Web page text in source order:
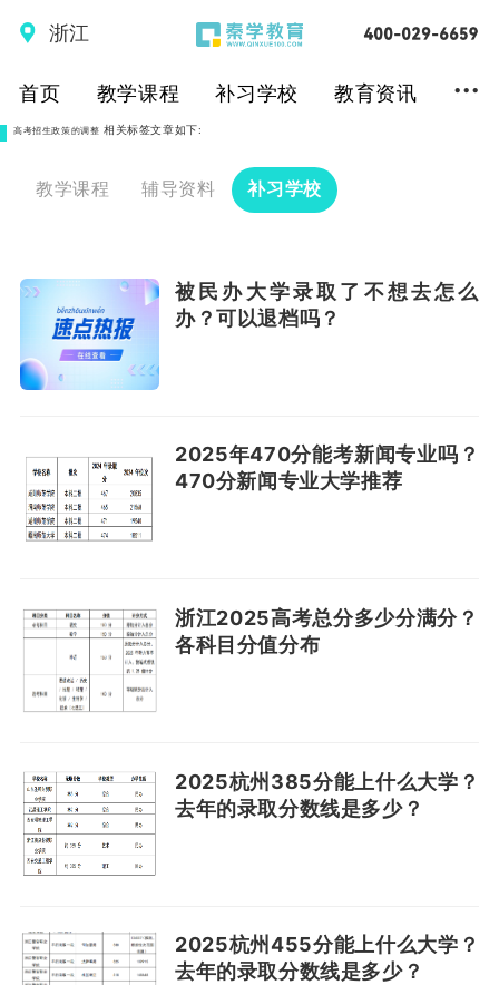
浙江
首页 教学课程 补习学校 教育资讯 ...
高考招生政策的调整 相关标签文章如下:
教学课程 辅导资料 补习学校
被民办大学录取了不想去怎么
办？可以退档吗？
2025年470分能考新闻专业吗？
470分新闻专业大学推荐
浙江2025高考总分多少分满分？
各科目分值分布
2025杭州385分能上什么大学？
去年的录取分数线是多少？
2025杭州455分能上什么大学？
去年的录取分数线是多少？